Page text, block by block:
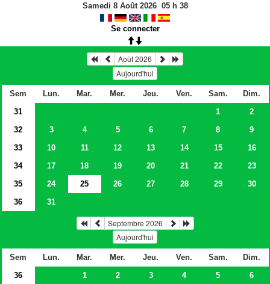
Samedi 8 Août 2026 05h 38
Se connecter
Août 2026
Aujourd'hui
Sem Lun. Mar. Mer. Jeu. Ven. Sam.
Dim.
31
1
2
32
3 4 5 6 7 8
9
33
10 11 12 13 14 15
16
34
17 18 19 20 21 22
23
35
24 25 26 27 28 29
30
36
31
Septembre 2026
Aujourd'hui
Sem Lun. Mar. Mer. Jeu. Ven. Sam.
Dim.
36
1 2 3 4 5
6